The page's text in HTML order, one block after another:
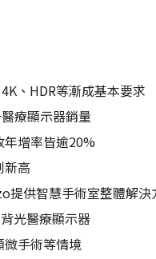
、HDR等漸成基本要求
療顯示器銷量
增率皆逾20%
新高
供智慧手術室整體解決
光醫療顯示器
手術等情境